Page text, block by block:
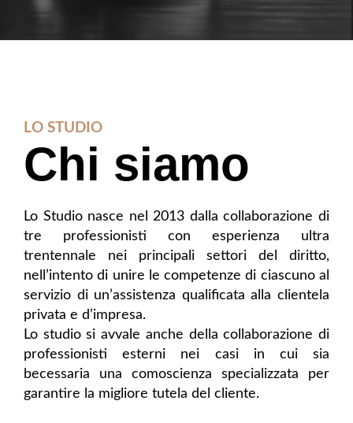
LO STUDIO
Chi siamo
Lo Studio nasce nel 2013 dalla collaborazione di
tre professionisti con esperienza ultra
trentennale nei principali settori del diritto,
nell’intento di unire le competenze di ciascuno al
servizio di un’assistenza qualificata alla clientela
privata e d’impresa.
Lo studio si avvale anche della collaborazione di
professionisti esterni nei casi in cui sia
becessaria una comoscienza specializzata per
garantire la migliore tutela del cliente.